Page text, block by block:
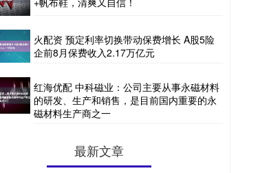
火配资 预定利率切换带动保费增长 A股5险
企前8月保费收入2.17万亿元
红海优配 中科磁业：公司主要从事永磁材料
的研发、生产和销售，是目前国内重要的永
磁材料生产商之一
最新文章